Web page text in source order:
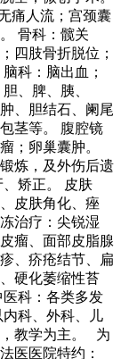
痛人流；宫颈囊
骨科：髋关
四肢骨折脱位；
科：脑出血；
、脾、胰、
、胆结石、阑尾
茎等。 腹腔镜
；卵巢囊肿。
炼，及外伤后遗
矫正。 皮肤
皮肤角化、痤
治疗：尖锐湿
瘤、面部皮脂腺
、疥疮结节、扁
硬化萎缩性苔
科：各类多发
科、外科、儿
教学为主。 为
医医院特约：